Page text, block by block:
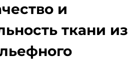
и
ткани из